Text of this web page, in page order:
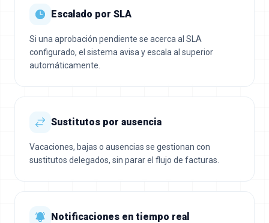
Escalado por SLA
Si una aprobación pendiente se acerca al SLA
configurado, el sistema avisa y escala al superior
automáticamente.
Sustitutos por ausencia
Vacaciones, bajas o ausencias se gestionan con
sustitutos delegados, sin parar el flujo de facturas.
Notificaciones en tiempo real